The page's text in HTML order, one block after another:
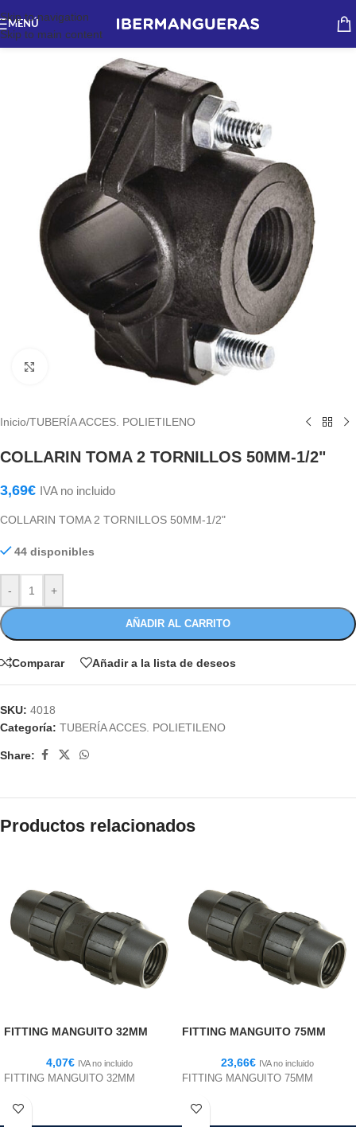
Skip to navigation
Skip to main content
MENÚ
Haga Click para agrandar
Inicio/TUBERÍA ACCES. POLIETILENO
COLLARIN TOMA 2 TORNILLOS 50MM-1/2"
3,69€ IVA no incluido
COLLARIN TOMA 2 TORNILLOS 50MM-1/2"
44 disponibles
- +
AÑADIR AL CARRITO
Comparar Añadir a la lista de deseos
SKU: 4018
Categoría: TUBERÍA ACCES. POLIETILENO
Share:
Productos relacionados
FITTING MANGUITO 32MM
4,07€ IVA no incluido
FITTING MANGUITO 32MM
FITTING MANGUITO 75MM
23,66€ IVA no incluido
FITTING MANGUITO 75MM